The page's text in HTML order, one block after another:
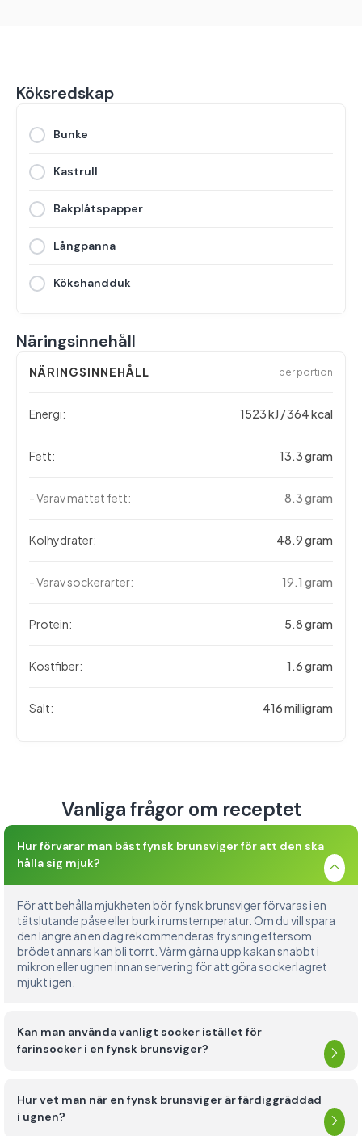
Köksredskap
Bunke
Kastrull
Bakplåtspapper
Långpanna
Kökshandduk
Näringsinnehåll
NÄRINGSINNEHÅLL per portion
Energi: 1523 kJ / 364 kcal
Fett: 13.3 gram
- Varav mättat fett: 8.3 gram
Kolhydrater: 48.9 gram
- Varav sockerarter: 19.1 gram
Protein: 5.8 gram
Kostfiber: 1.6 gram
Salt: 416 milligram
Vanliga frågor om receptet
Hur förvarar man bäst fynsk brunsviger för att den ska
hålla sig mjuk?
För att behålla mjukheten bör fynsk brunsviger förvaras i en
tätslutande påse eller burk i rumstemperatur. Om du vill spara
den längre än en dag rekommenderas frysning eftersom
brödet annars kan bli torrt. Värm gärna upp kakan snabbt i
mikron eller ugnen innan servering för att göra sockerlagret
mjukt igen.
Kan man använda vanligt socker istället för
farinsocker i en fynsk brunsviger?
Hur vet man när en fynsk brunsviger är färdiggräddad
i ugnen?